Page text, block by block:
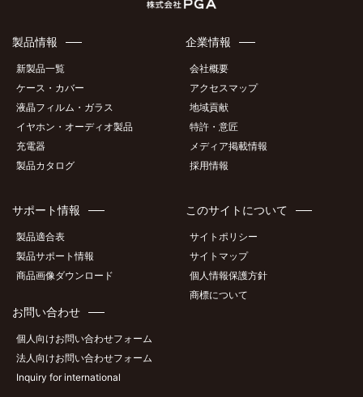
製品情報
新製品一覧
ケース・カバー
液晶フィルム・ガラス
イヤホン・オーディオ製品
充電器
製品カタログ
企業情報
会社概要
アクセスマップ
地域貢献
特許・意匠
メディア掲載情報
採用情報
サポート情報
製品適合表
製品サポート情報
商品画像ダウンロード
お問い合わせ
個人向けお問い合わせフォーム
法人向けお問い合わせフォーム
Inquiry for international
このサイトについて
サイトポリシー
サイトマップ
個人情報保護方針
商標について